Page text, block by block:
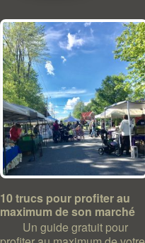
10 trucs pour profiter au
maximum de son marché
Un guide gratuit pour